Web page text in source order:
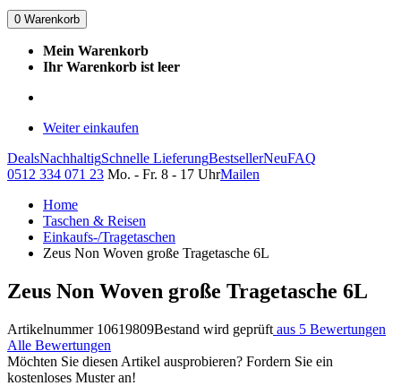
0 Warenkorb
Mein Warenkorb
Ihr Warenkorb ist leer
Weiter einkaufen
DealsNachhaltigSchnelle LieferungBestsellerNeuFAQ
0512 334 071 23 Mo. - Fr. 8 - 17 UhrMailen
Home
Taschen & Reisen
Einkaufs-/Tragetaschen
Zeus Non Woven große Tragetasche 6L
Zeus Non Woven große Tragetasche 6L
Artikelnummer 10619809Bestand wird geprüft aus 5 Bewertungen
Alle Bewertungen
Möchten Sie diesen Artikel ausprobieren? Fordern Sie ein
kostenloses Muster an!